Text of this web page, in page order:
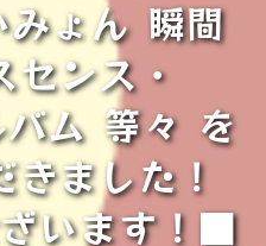
みょん 瞬間
センス・
ム 等々 を
きました！
います！■